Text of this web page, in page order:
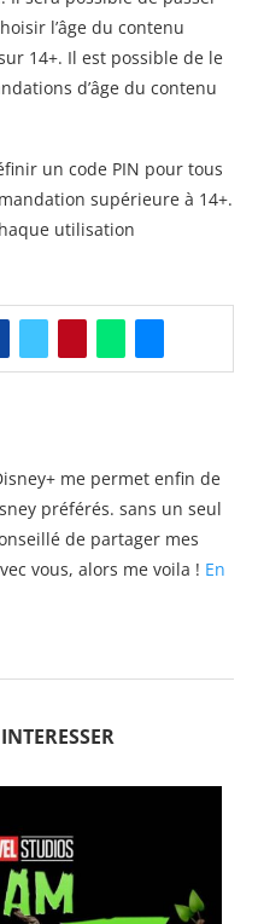
l’âge du contenu
14+. Il est possible de le
d’âge du contenu
un code PIN pour tous
supérieure à 14+.
utilisation
me permet enfin de
préférés. sans un seul
de partager mes
vous, alors me voila ! En